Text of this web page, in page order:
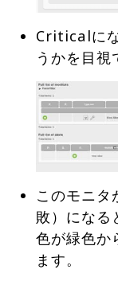
Criticalに
このモニ
敗）になる
色が緑色か